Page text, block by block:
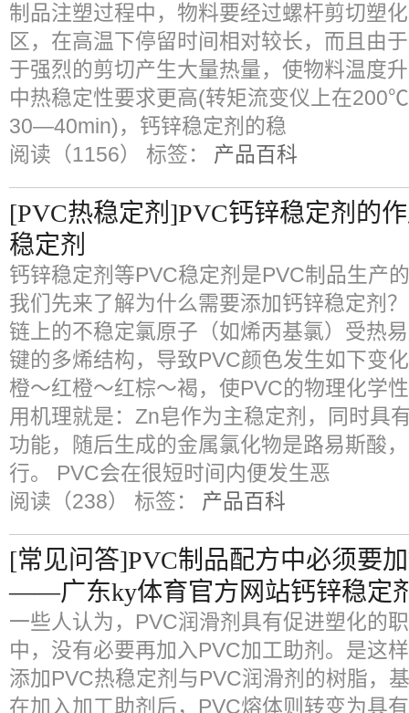
制品注塑过程中，物料要经过螺杆剪切塑
区，在高温下停留时间相对较长，而且由
于强烈的剪切产生大量热量，使物料温度
中热稳定性要求更高(转矩流变仪上在
30—40min)，钙锌稳定剂的稳
阅读（1156） 标签： 产品百科
[PVC热稳定剂]PVC钙锌稳定剂的
稳定剂
钙锌稳定剂等PVC稳定剂是PVC制品生产
我们先来了解为什么需要添加钙锌稳定剂
链上的不稳定氯原子（如烯丙基氯）受热
键的多烯结构，导致PVC颜色发生如下变
橙～红橙～红棕～褐，使PVC的物理化学
用机理就是：Zn皂作为主稳定剂，同时具
功能，随后生成的金属氯化物是路易斯酸
行。 PVC会在很短时间内便发生恶
阅读（238） 标签： 产品百科
[常见问答]PVC制品配方中必须要
——广东ky体育官方网站钙锌稳定
一些人认为，PVC润滑剂具有促进塑化的
中，没有必要再加入PVC加工助剂。是这
添加PVC热稳定剂与PVC润滑剂的树脂，
在加入加工助剂后，PVC熔体则转变为具